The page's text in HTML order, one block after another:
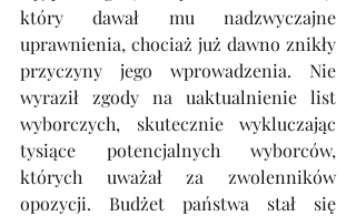
który dawał mu nadzwyczajne
uprawnienia, chociaż już dawno znikły
przyczyny jego wprowadzenia. Nie
wyraził zgody na uaktualnienie list
wyborczych, skutecznie wykluczając
tysiące potencjalnych wyborców,
których uważał za zwolenników
opozycji. Budżet państwa stał się